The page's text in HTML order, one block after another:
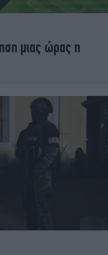
μιας ώρας η